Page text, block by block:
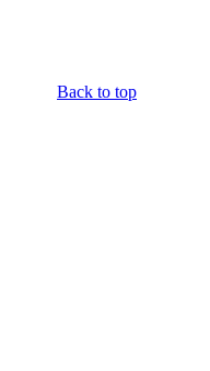
Back to top